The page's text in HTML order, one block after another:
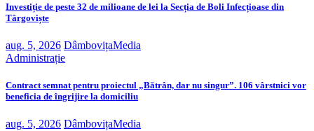
Investiție de peste 32 de milioane de lei la Secția de Boli Infecțioase din
Târgoviște
aug. 5, 2026 DâmbovițaMedia
Administrație
Contract semnat pentru proiectul „Bătrân, dar nu singur”. 106 vârstnici vor
beneficia de îngrijire la domiciliu
aug. 5, 2026 DâmbovițaMedia